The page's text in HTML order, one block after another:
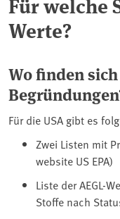
Werte?
Wo finden
Für die USA gibt es
Zwei Listen mit
website US EPA)
Liste der AEGL-
Stoffe nach